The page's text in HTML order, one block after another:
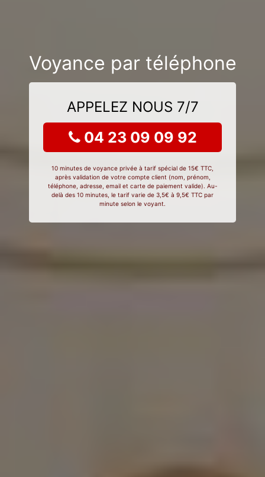
Voyance par téléphone
APPELEZ NOUS 7/7
04 23 09 09 92
10 minutes de voyance privée à tarif spécial de 15€ TTC,
après validation de votre compte client (nom, prénom,
téléphone, adresse, email et carte de paiement valide). Au-
delà des 10 minutes, le tarif varie de 3,5€ à 9,5€ TTC par
minute selon le voyant.